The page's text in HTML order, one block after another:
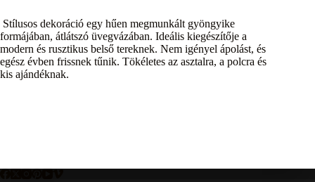
Stílusos dekoráció egy hűen megmunkált gyöngyike
formájában, átlátszó üvegvázában. Ideális kiegészítője a
modern és rusztikus belső tereknek. Nem igényel ápolást, és
egész évben frissnek tűnik. Tökéletes az asztalra, a polcra és
kis ajándéknak.